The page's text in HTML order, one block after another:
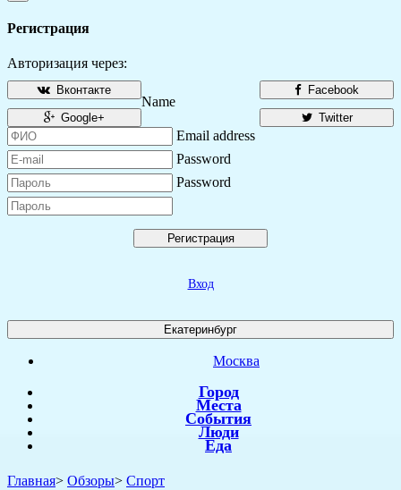
Регистрация
Авторизация через:
Facebook
Вконтакте
Twitter
Google+
Name
Email address
Password
Password
Регистрация
Вход
Екатеринбург
Москва
Город
Места
События
Люди
Еда
Главная> Обзоры> Спорт